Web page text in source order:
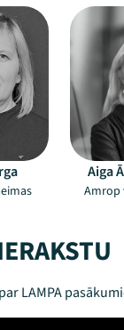
Aiga
Amrop
LAMPA